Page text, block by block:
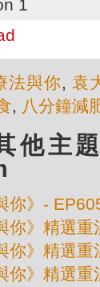
1
法與你, 袁
, 八分鐘減
他主
你》-
你》精選
你》精選
你》精選